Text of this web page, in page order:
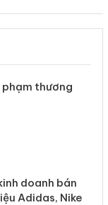
phạm thương
doanh bán
Adidas, Nike